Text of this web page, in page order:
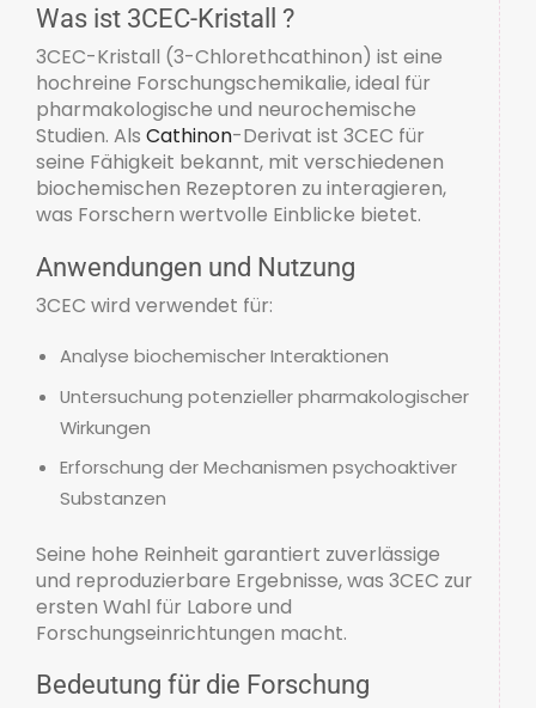
Was ist 3CEC-Kristall ?
3CEC-Kristall (3-Chlorethcathinon) ist eine
hochreine Forschungschemikalie, ideal für
pharmakologische und neurochemische
Studien. Als Cathinon-Derivat ist 3CEC für
seine Fähigkeit bekannt, mit verschiedenen
biochemischen Rezeptoren zu interagieren,
was Forschern wertvolle Einblicke bietet.
Anwendungen und Nutzung
3CEC wird verwendet für:
Analyse biochemischer Interaktionen
Untersuchung potenzieller pharmakologischer
Wirkungen
Erforschung der Mechanismen psychoaktiver
Substanzen
Seine hohe Reinheit garantiert zuverlässige
und reproduzierbare Ergebnisse, was 3CEC zur
ersten Wahl für Labore und
Forschungseinrichtungen macht.
Bedeutung für die Forschung